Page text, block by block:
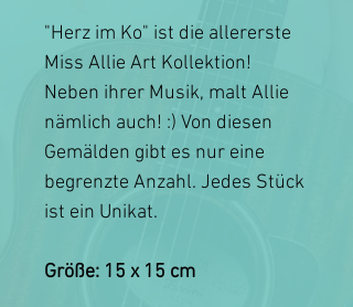
"Herz im Ko" ist die allererste
Miss Allie Art Kollektion!
Neben ihrer Musik, malt Allie
nämlich auch! :) Von diesen
Gemälden gibt es nur eine
begrenzte Anzahl. Jedes Stück
ist ein Unikat.
Größe: 15 x 15 cm